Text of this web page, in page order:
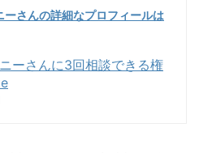
さんの詳細なプロフィールは
ーさんに3回相談できる権